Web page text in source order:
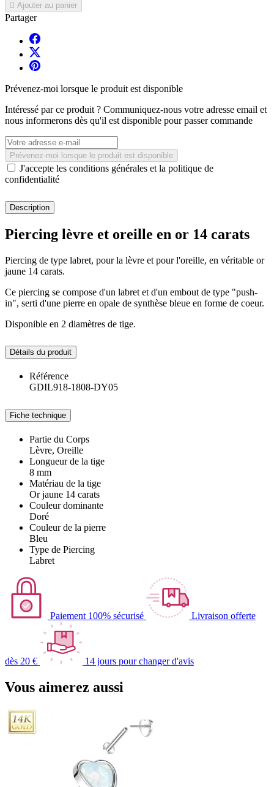
 Ajouter au panier
Partager
Prévenez-moi lorsque le produit est disponible
Intéressé par ce produit ? Communiquez-nous votre adresse email et
nous informerons dès qu'il est disponible pour passer commande
Prévenez-moi lorsque le produit est disponible
J'accepte les conditions générales et la politique de
confidentialité
Description
Piercing lèvre et oreille en or 14 carats
Piercing de type labret, pour la lèvre et pour l'oreille, en véritable or
jaune 14 carats.
Ce piercing se compose d'un labret et d'un embout de type "push-
in", serti d'une pierre en opale de synthèse bleue en forme de coeur.
Disponible en 2 diamètres de tige.
Détails du produit
Référence
GDIL918-1808-DY05
Fiche technique
Partie du Corps
Lèvre, Oreille
Longueur de la tige
8 mm
Matériau de la tige
Or jaune 14 carats
Couleur dominante
Doré
Couleur de la pierre
Bleu
Type de Piercing
Labret
Paiement 100% sécurisé Livraison offerte
dès 20 € 14 jours pour changer d'avis
Vous aimerez aussi